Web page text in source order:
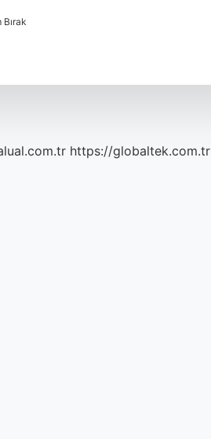
Bırak
https://globaltek.com.tr